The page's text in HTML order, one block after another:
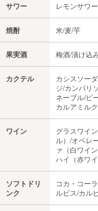
サワー レモンサワ
焼酎 米/麦/芋
果実酒 梅酒/漬け込
カクテル
カシスソー
ジ/カンパリ
ネーブル/ピ
カルアミルク
ワイン
グラスワイ
ル）/オペレ
ァ（白ワイ
ハイ（赤ワ
ソフトドリ
ンク
コカ・コー
ルピス/カル